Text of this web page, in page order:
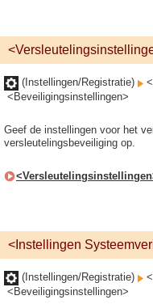
(Instellingen/Registratie)
<Beveiligingsinstellingen>
Geef de instellingen voor het
versleutelingsbeveiliging op.
<Instellingen
(Instellingen/Registratie)
<Beveiligingsinstellingen>